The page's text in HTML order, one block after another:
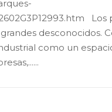
Los
desconocidos.
como un